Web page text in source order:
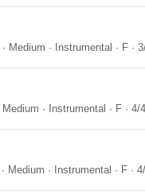
· Medium · Instrumental · F ·
Medium · Instrumental · F · 4/4
· Medium · Instrumental · F ·